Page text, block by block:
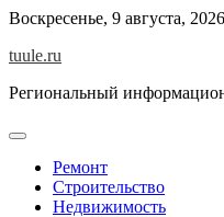
Skip
content
Воскресенье, 9 августа, 2026
tuule.ru
Региональный
Ремонт
Строительство
Недвижимость